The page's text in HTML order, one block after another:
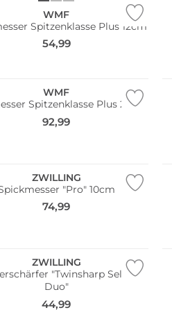
WMF
Spitzenklasse Plus 12cm
54,99
WMF
Spitzenklasse Plus 20cm
92,99
ZWILLING
"Pro" 10cm
74,99
ZWILLING
"Twinsharp Select
Duo"
44,99